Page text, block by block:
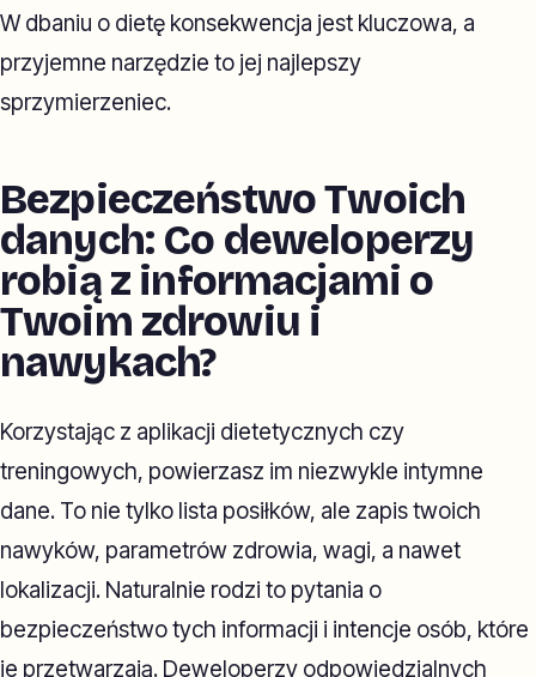
W dbaniu o dietę konsekwencja jest kluczowa, a
przyjemne narzędzie to jej najlepszy
sprzymierzeniec.
Bezpieczeństwo Twoich
danych: Co deweloperzy
robią z informacjami o
Twoim zdrowiu i
nawykach?
Korzystając z aplikacji dietetycznych czy
treningowych, powierzasz im niezwykle intymne
dane. To nie tylko lista posiłków, ale zapis twoich
nawyków, parametrów zdrowia, wagi, a nawet
lokalizacji. Naturalnie rodzi to pytania o
bezpieczeństwo tych informacji i intencje osób, które
je przetwarzają. Deweloperzy odpowiedzialnych